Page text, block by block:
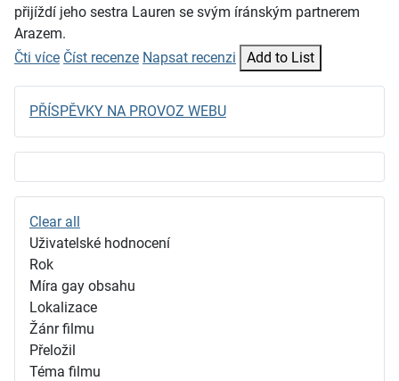
přijíždí jeho sestra Lauren se svým íránským partnerem
Arazem.
Čti více Číst recenze Napsat recenzi Add to List
PŘÍSPĚVKY NA PROVOZ WEBU
Clear all
Uživatelské hodnocení
Rok
Míra gay obsahu
Lokalizace
Žánr filmu
Přeložil
Téma filmu